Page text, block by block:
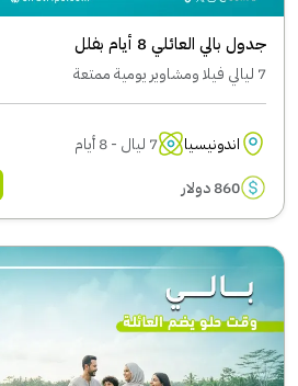
جدول بالي العائلي 8 أيام بفلل
7 ليالي فيلا ومشاوير يومية ممتعة
اندونيسيا
7 ليال - 8 أيام
860 دولار